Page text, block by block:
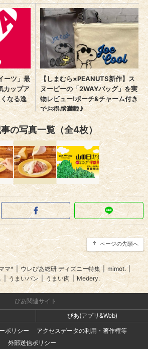
の写真一覧（全4枚）
ページの先頭へ
マ* | ウレぴあ総研 ディズニー特集 mimot.
| うまいパン | うまい肉 Medery.
ぴあ関連サイト
ぴあ(アプリ&Web)
ポリシー
アクセスデータの利用・著作権等
外部送信ポリシー